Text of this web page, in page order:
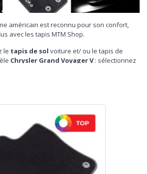
américain est reconnu pour son confort,
avec les tapis MTM Shop.
le tapis de sol voiture et/ ou le tapis de
Chrysler Grand Voyager V: sélectionnez
maintenant le
un plaisir pour vous et votre Chrysler
pouvez choisir entre différentes gammes
: TOP, PLUS, ONE ou choisir les
et pratiques.
Chrysler Grand Voyager V, MTM Shop
coffre
: sécurité du transport et propreté,
saletés et aux changements de